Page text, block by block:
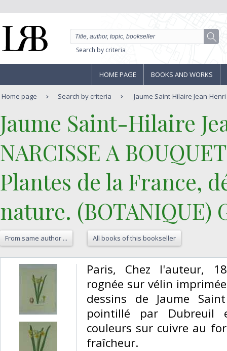
Search by criteria
HOME PAGE BOOKS AND WORKS
Home page Search by criteria Jaume Saint-Hilaire Jean-Henri
‎Jaume Saint-Hilaire
‎NARCISSE A
Plantes de la France,
nature. (BOTANIQUE)
From same author ... All books of this bookseller
‎Paris, Chez l'auteur,
rognée sur vélin
dessins de Jaume
pointillé par Dubreuil
couleurs sur cuivre au
fraîcheur. ‎